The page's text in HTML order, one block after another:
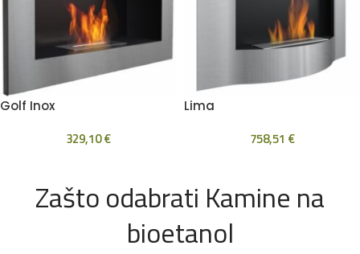
Golf Inox
329,10€
Lima
758,51 €
Zašto odabrati Kamine na
bioetanol